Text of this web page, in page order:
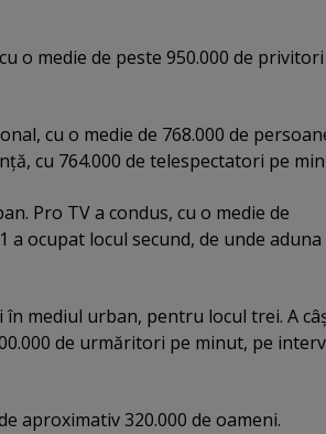
o medie de peste 950.000 de
cu o medie de 768.000 de
cu 764.000 de telespectatori pe
Pro TV a condus, cu o medie de
a ocupat locul secund, de unde aduna
în mediul urban, pentru locul trei. A
de urmăritori pe minut, pe
aproximativ 320.000 de oameni.